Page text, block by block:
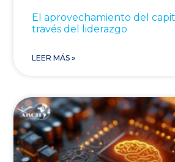
El aprovechamiento del
través del liderazgo
LEER MÁS »